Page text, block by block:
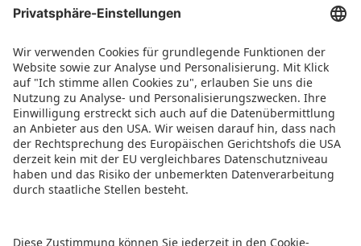
September die Flugkosten. Außerdem beinhaltet
das Paket zwei Übernachtungen in einem 5-
Sterne-Hotel in Mumbai. Das
Bewerbungsformular für das limitierte Angebot
ist auf derWebseiteder Kids India verfügbar.
PRESSEINFORMATION ALS PDF HERUNTERLADEN